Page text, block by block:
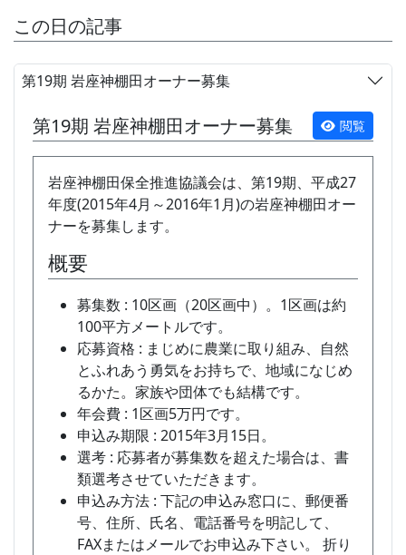
この日の記事
第19期 岩座神棚田オーナー募集
閲覧
第19期 岩座神棚田オーナー募集
岩座神棚田保全推進協議会は、第19期、平成27
年度(2015年4月～2016年1月)の岩座神棚田オー
ナーを募集します。
概要
募集数 : 10区画（20区画中）。1区画は約
100平方メートルです。
応募資格 : まじめに農業に取り組み、自然
とふれあう勇気をお持ちで、地域になじめ
るかた。家族や団体でも結構です。
年会費 : 1区画5万円です。
申込み期限 : 2015年3月15日。
選考 : 応募者が募集数を超えた場合は、書
類選考させていただきます。
申込み方法 : 下記の申込み窓口に、郵便番
号、住所、氏名、電話番号を明記して、
FAXまたはメールでお申込み下さい。 折り